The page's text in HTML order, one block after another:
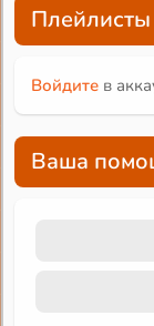
Плейлисты
Войдите в
Ваша